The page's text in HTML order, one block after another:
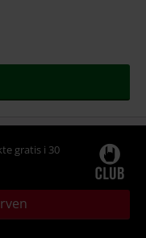
gratis i 30